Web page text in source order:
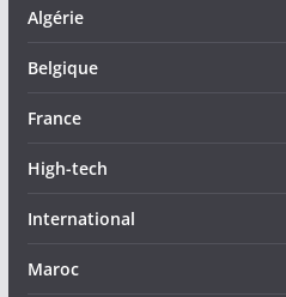
Algérie
Belgique
France
High-tech
International
Maroc